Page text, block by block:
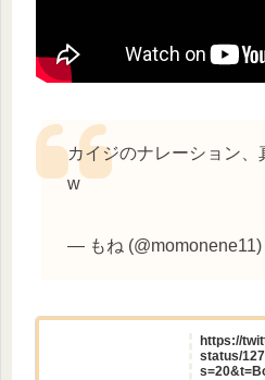
カイジのナレーション、
w
— もね (@momonene11)
https://
status/